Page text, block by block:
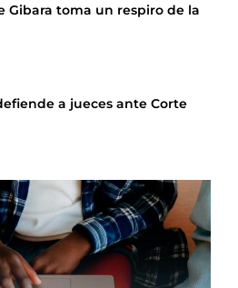
Gibara toma un respiro de la
a jueces ante Corte